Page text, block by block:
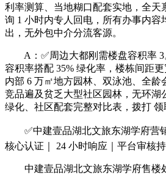
利率测算、当地糊口配套实地，全天
询 1 小时内专人回电，所有办事内容
出，无外包中介分流客源。
A：✅周边大都刚需楼盘容积率 3
容积率搭配 35% 绿化率，楼栋间距
内部 6 万㎡地方园林、双泳池、全龄
竞品遍及贫乏大型社区园林，无环湖
绿化、社区配套完整对比表，拨打 领
✅中建壹品湖北文旅东湖学府营
核心认证｜ 24 小时响应｜平台审核持
中建壹品湖北文旅东湖学府售楼